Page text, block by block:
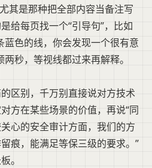
其是那种把全部内容当备注写
给每页找一个“引导句”，比如
蓝色的线，你会发现一个很有意
秒，等视线都过来再解释。
区别，千万别直接说对方技术
方在某些场景的价值，再说“同
心的安全审计方面，我们的方
痕，能满足等保三级的要求。”
。